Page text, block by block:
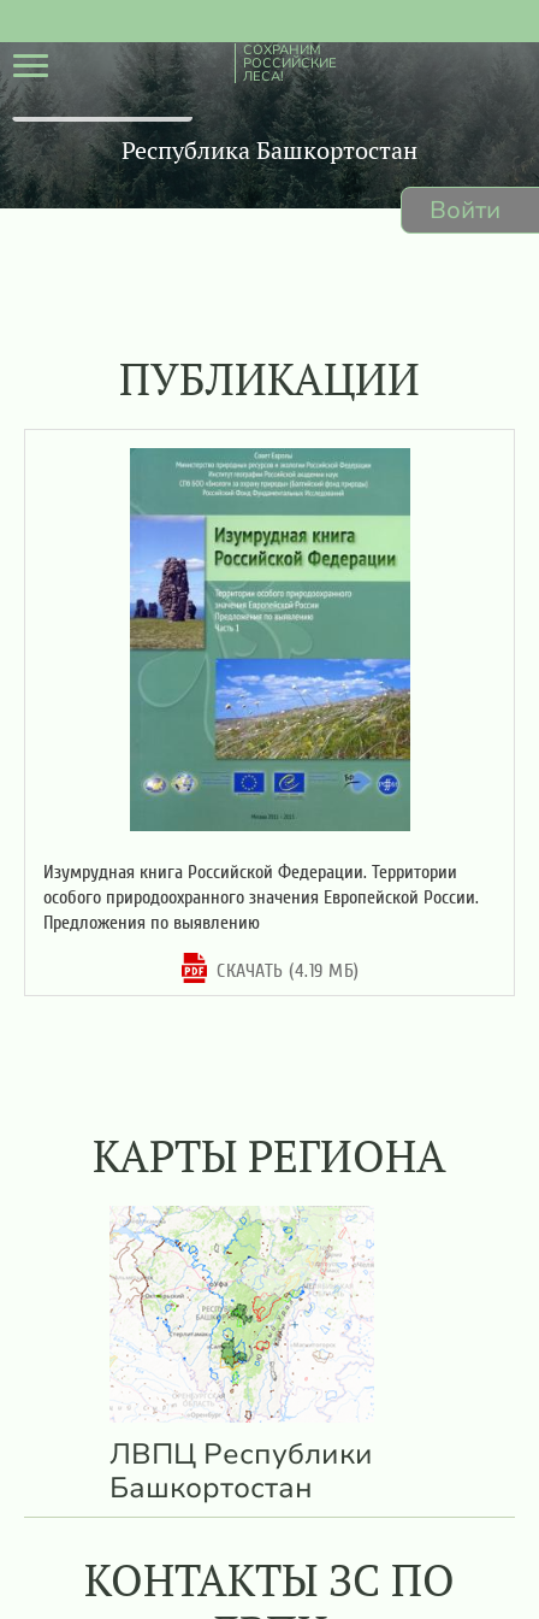
Республика Башкортостан
ПУБЛИКАЦИИ
Изумрудная книга Российской Федерации. Территории
особого природоохранного значения Европейской России.
Предложения по выявлению
СКАЧАТЬ (4.19 МБ)
КАРТЫ РЕГИОНА
ЛВПЦ Республики
Башкортостан
КОНТАКТЫ ЗС ПО
Войти
СОХРАНИМ
РОССИЙСКИЕ
ЛЕСА!